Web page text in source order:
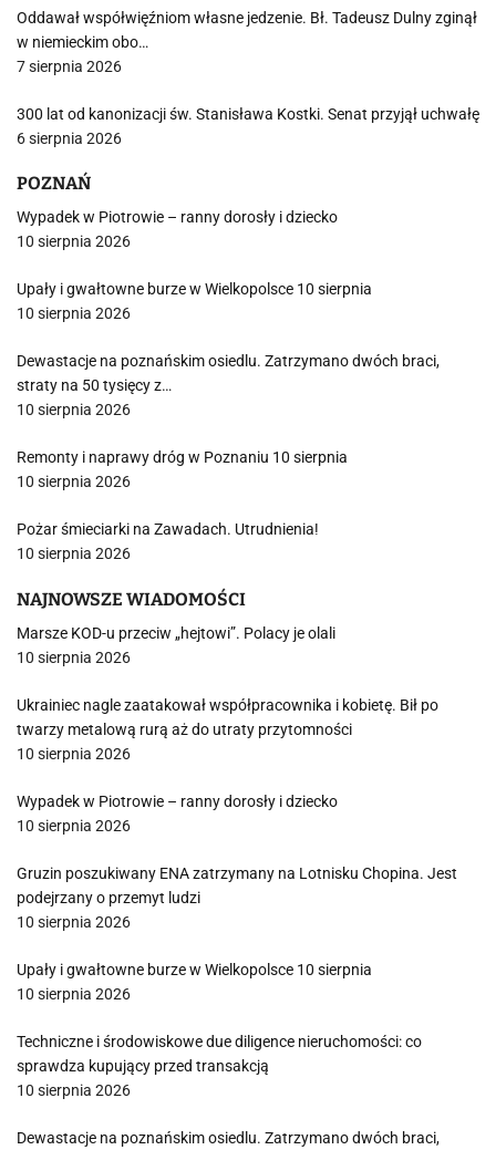
Oddawał współwięźniom własne jedzenie. Bł. Tadeusz Dulny zginął
w niemieckim obo…
7 sierpnia 2026
300 lat od kanonizacji św. Stanisława Kostki. Senat przyjął uchwałę
6 sierpnia 2026
POZNAŃ
Wypadek w Piotrowie – ranny dorosły i dziecko
10 sierpnia 2026
Upały i gwałtowne burze w Wielkopolsce 10 sierpnia
10 sierpnia 2026
Dewastacje na poznańskim osiedlu. Zatrzymano dwóch braci,
straty na 50 tysięcy z…
10 sierpnia 2026
Remonty i naprawy dróg w Poznaniu 10 sierpnia
10 sierpnia 2026
Pożar śmieciarki na Zawadach. Utrudnienia!
10 sierpnia 2026
NAJNOWSZE WIADOMOŚCI
Marsze KOD-u przeciw „hejtowi”. Polacy je olali
10 sierpnia 2026
Ukrainiec nagle zaatakował współpracownika i kobietę. Bił po
twarzy metalową rurą aż do utraty przytomności
10 sierpnia 2026
Wypadek w Piotrowie – ranny dorosły i dziecko
10 sierpnia 2026
Gruzin poszukiwany ENA zatrzymany na Lotnisku Chopina. Jest
podejrzany o przemyt ludzi
10 sierpnia 2026
Upały i gwałtowne burze w Wielkopolsce 10 sierpnia
10 sierpnia 2026
Techniczne i środowiskowe due diligence nieruchomości: co
sprawdza kupujący przed transakcją
10 sierpnia 2026
Dewastacje na poznańskim osiedlu. Zatrzymano dwóch braci,